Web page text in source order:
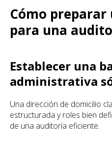
Cómo preparar
para una
Establecer una
administrativa
Una dirección de domicilio
estructurada y roles bien
de una auditoría eficiente.